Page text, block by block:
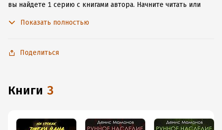
вы найдете 1 серию с книгами автора. Начните читать или
без подключения к интернету.
Показать полностью
Поделиться
книги 3